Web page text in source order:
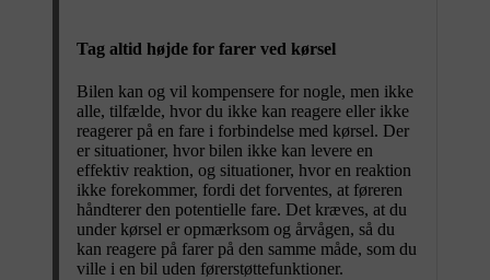
Tag altid højde for farer ved kørsel
Bilen kan og vil kompensere for nogle, men ikke
alle, tilfælde, hvor du ikke kan reagere eller ikke
reagerer på en fare i forbindelse med kørsel. Der
er situationer, hvor bilen ikke kan levere en
effektiv reaktion, og situationer, hvor en reaktion
ikke forekommer, fordi det forventes, at føreren
håndterer den potentielle fare. Det kræves, at du
under kørsel er opmærksom og årvågen, så du
kan reagere på farer på den samme måde, som du
ville i en bil uden førerstøttefunktioner.